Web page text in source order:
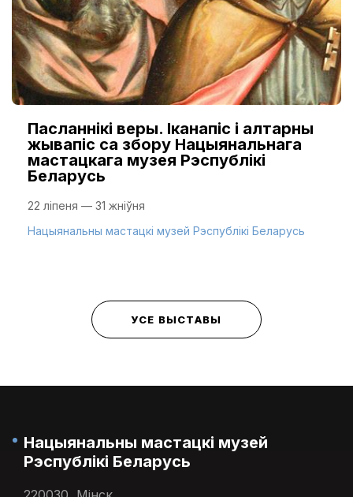
Пасланнікі веры. Іканапіс і алтарны
жывапіс са збору Нацыянальнага
мастацкага музея Рэспублікі
Беларусь
22 ліпеня — 31 жніўня
Нацыянальны мастацкі музей Рэспублікі Беларусь
УСЕ ВЫСТАВЫ
Нацыянальны мастацкі музей
Рэспублікі Беларусь